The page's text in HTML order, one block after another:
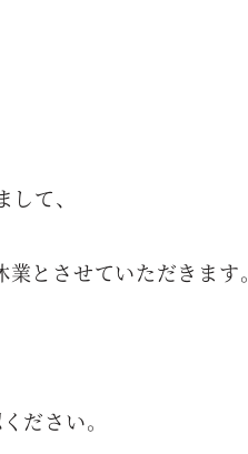
て、
とさせていただきます。
ださい。